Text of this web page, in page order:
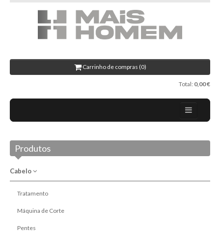
Carrinho de compras (0)
Total: 0,00 €
Sobre nós
Blog
Promoções
Novidades
Produtos
Cabelo
Tratamento
Máquina de Corte
Pentes